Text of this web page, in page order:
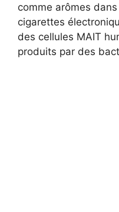
comme arômes
cigarettes
des cellules MAIT
produits par des